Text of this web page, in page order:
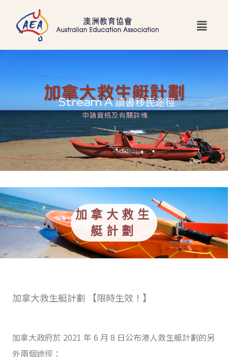
Main
加拿大救生
艇計劃
加拿大救生艇計劃 【限時生效！】
加拿大政府於 2021 年 6 月 8 日公布港人救生艇計劃的另
外兩個途徑：